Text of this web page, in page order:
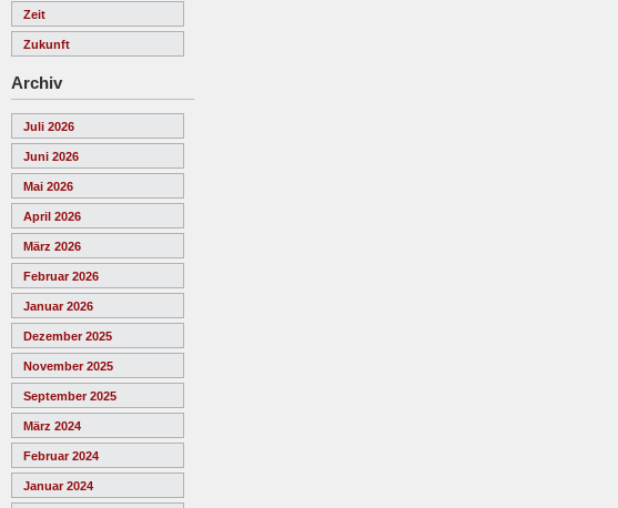
Zeit
Zukunft
Archiv
Juli 2026
Juni 2026
Mai 2026
April 2026
März 2026
Februar 2026
Januar 2026
Dezember 2025
November 2025
September 2025
März 2024
Februar 2024
Januar 2024